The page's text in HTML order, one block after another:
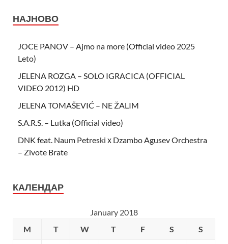
НАЈНОВО
JOCE PANOV – Ajmo na more (Official video 2025
Leto)
JELENA ROZGA – SOLO IGRACICA (OFFICIAL
VIDEO 2012) HD
JELENA TOMAŠEVIĆ – NE ŽALIM
S.A.R.S. – Lutka (Official video)
DNK feat. Naum Petreski х Dzambo Agusev Orchestra
– Zivote Brate
КАЛЕНДАР
January 2018
M
T W T F S S